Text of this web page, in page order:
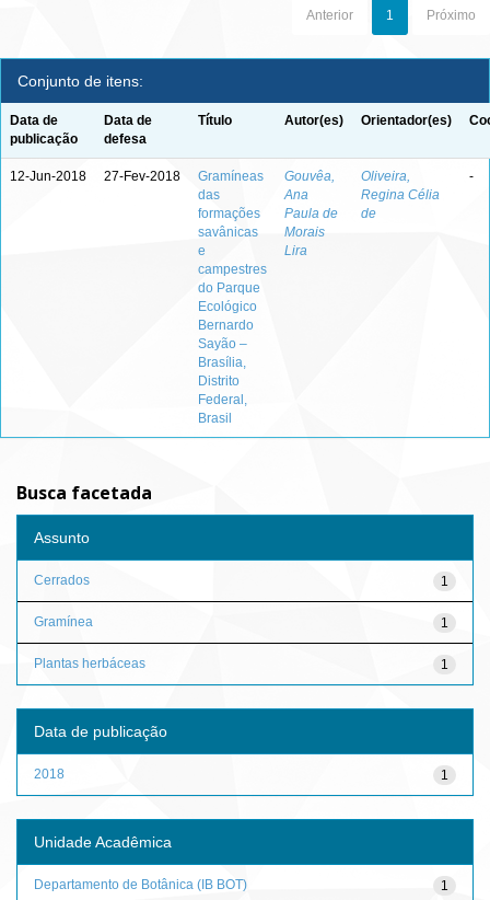
Anterior 1 Próximo
Conjunto de itens:
Data de
publicação
Data de
defesa
Título Autor(es) Orientador(es)
12-Jun-2018 27-Fev-2018
Gramíneas
das
formações
savânicas
e
campestres
do Parque
Ecológico
Bernardo
Sayão –
Brasília,
Distrito
Federal,
Brasil
Gouvêa,
Ana
Paula de
Morais
Lira
Oliveira,
Regina Célia
de
-
Busca facetada
Assunto
1
Cerrados
1
Gramínea
1
Plantas herbáceas
Data de publicação
1
2018
Unidade Acadêmica
1
Departamento de Botânica (IB BOT)